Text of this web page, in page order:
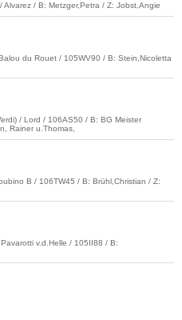
/ B: Metzger,Petra / Z: Jobst,Angie
du Rouet / 105WV90 / B: Stein,Nicoletta
/ Lord / 106AS50 / B: BG Meister
Rainer u.Thomas,
B / 106TW45 / B: Brühl,Christian / Z:
v.d.Helle / 105II88 / B: